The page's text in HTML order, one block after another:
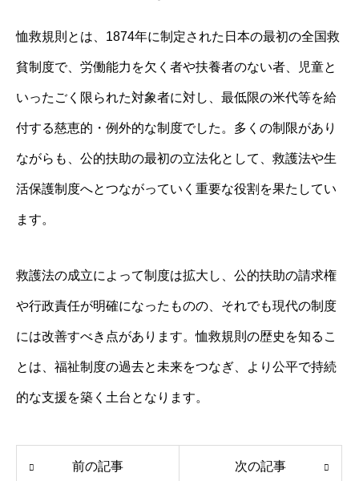
恤救規則とは、1874年に制定された日本の最初の全国救
貧制度で、労働能力を欠く者や扶養者のない者、児童と
いったごく限られた対象者に対し、最低限の米代等を給
付する慈恵的・例外的な制度でした。多くの制限があり
ながらも、公的扶助の最初の立法化として、救護法や生
活保護制度へとつながっていく重要な役割を果たしてい
ます。
救護法の成立によって制度は拡大し、公的扶助の請求権
や行政責任が明確になったものの、それでも現代の制度
には改善すべき点があります。恤救規則の歴史を知るこ
とは、福祉制度の過去と未来をつなぎ、より公平で持続
的な支援を築く土台となります。
前の記事 次の記事